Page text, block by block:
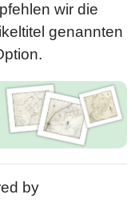
wir die
genannten
by